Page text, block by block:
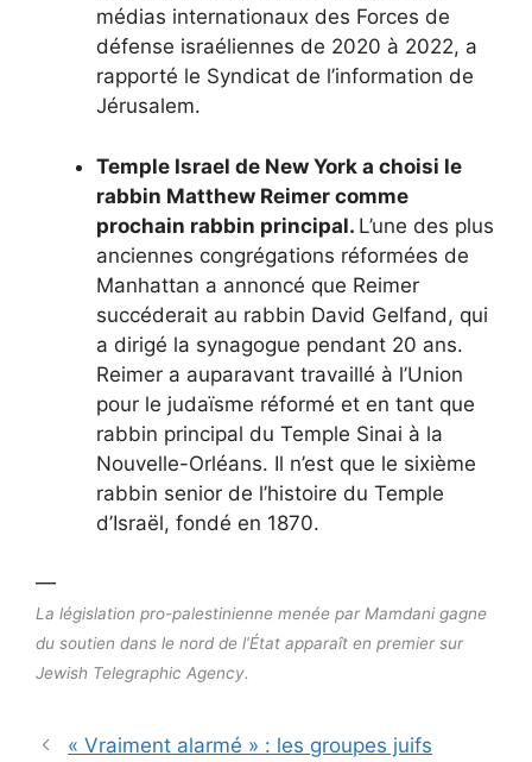
médias internationaux des Forces de
défense israéliennes de 2020 à 2022, a
rapporté le Syndicat de l’information de
Jérusalem.
Temple Israel de New York a choisi le
rabbin Matthew Reimer comme
prochain rabbin principal. L’une des plus
anciennes congrégations réformées de
Manhattan a annoncé que Reimer
succéderait au rabbin David Gelfand, qui
a dirigé la synagogue pendant 20 ans.
Reimer a auparavant travaillé à l’Union
pour le judaïsme réformé et en tant que
rabbin principal du Temple Sinai à la
Nouvelle-Orléans. Il n’est que le sixième
rabbin senior de l’histoire du Temple
d’Israël, fondé en 1870.
—
La législation pro-palestinienne menée par Mamdani gagne
du soutien dans le nord de l’État apparaît en premier sur
Jewish Telegraphic Agency.
« Vraiment alarmé » : les groupes juifs